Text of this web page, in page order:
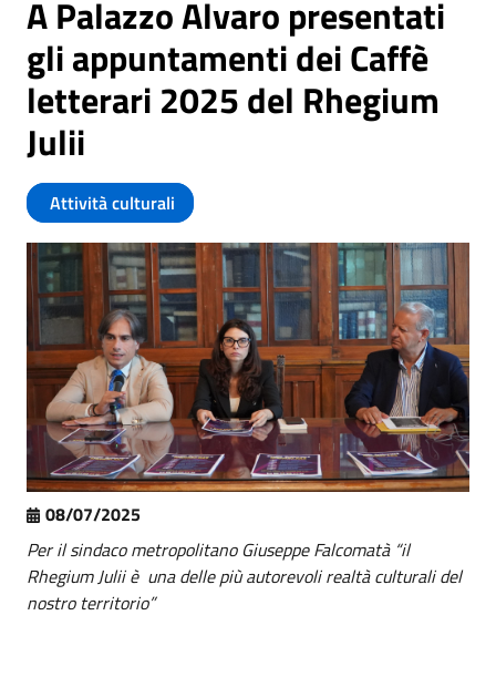
A Palazzo Alvaro presentati
gli appuntamenti dei Caffè
letterari 2025 del Rhegium
Julii
Attività culturali
08/07/2025
Per il sindaco metropolitano Giuseppe Falcomatà “il
Rhegium Julii è una delle più autorevoli realtà culturali del
nostro territorio”